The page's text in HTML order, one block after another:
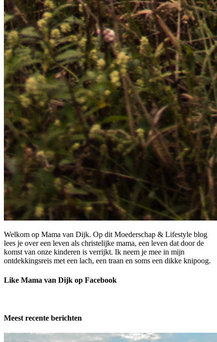
Welkom op Mama van Dijk. Op dit Moederschap & Lifestyle blog
lees je over een leven als christelijke mama, een leven dat door de
komst van onze kinderen is verrijkt. Ik neem je mee in mijn
ontdekkingsreis met een lach, een traan en soms een dikke knipoog.
Like Mama van Dijk op Facebook
Meest recente berichten